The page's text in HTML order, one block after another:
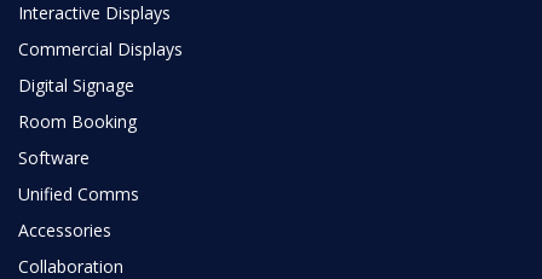
Interactive Displays
Commercial Displays
Digital Signage
Room Booking
Software
Unified Comms
Accessories
Collaboration